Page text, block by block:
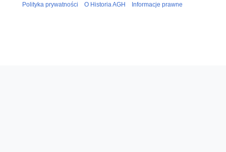
Polityka prywatności O Historia AGH Informacje prawne